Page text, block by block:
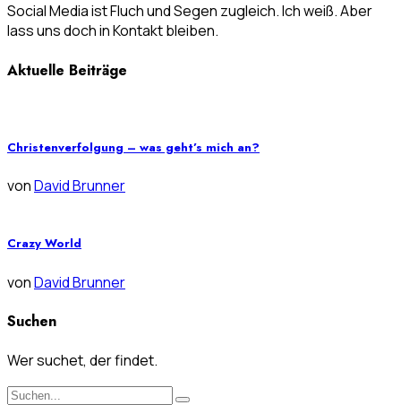
Social Media ist Fluch und Segen zugleich. Ich weiß. Aber
lass uns doch in Kontakt bleiben.
Aktuelle Beiträge
Christenverfolgung – was geht’s mich an?
vonDavid Brunner
Crazy World
vonDavid Brunner
Suchen
Wer suchet, der findet.